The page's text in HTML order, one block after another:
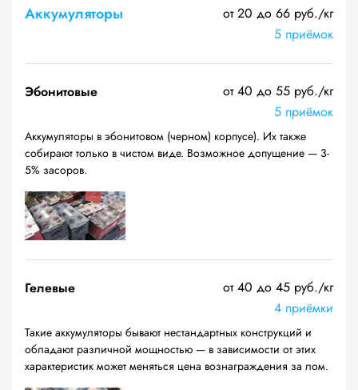
Аккумуляторы
от 20 до 66 руб./кг
5 приёмок
Эбонитовые
от 40 до 55 руб./кг
5 приёмок
Аккумуляторы в эбонитовом (черном) корпусе). Их также
собирают только в чистом виде. Возможное допущение — 3-
5% засоров.
Гелевые
от 40 до 45 руб./кг
4 приёмки
Такие аккумуляторы бывают нестандартных конструкций и
обладают различной мощностью — в зависимости от этих
характеристик может меняться цена вознаграждения за лом.